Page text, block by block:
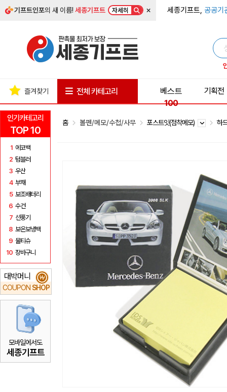
기프트인포의 새 이름!세종기프트 자세히 × 세종기프트, 공공기
인기카테고리
TOP 10
1 에코백
2 텀블러
3 우산
4 부채
5 보조배터리
6 수건
7 선풍기
8 보온보냉백
9 물티슈
10 장바구니
대박머니
COUPON SHOP
₩
모바일에서도
세종기프트
즐겨찾기 전체 카테고리
베스트
100
기획전
홈 볼펜/메모/수첩/사무 포스트잇(점착메모) 하